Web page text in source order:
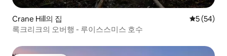
Crane Hill의 집 평점 5점(5
5 (54)
록크리크의 오버행 - 루이스스미스 호수